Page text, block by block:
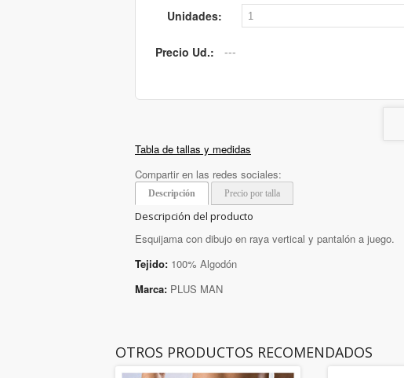
Unidades:
Precio Ud.:
Tabla de tallas y medidas
Compartir en las redes sociales:
Descripción Precio por talla
Descripción del producto
Esquijama con dibujo en raya vertical y pantalón a juego.
Tejido: 100% Algodón
Marca: PLUS MAN
OTROS PRODUCTOS RECOMENDADOS